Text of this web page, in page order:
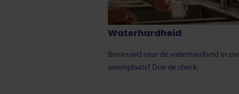
Waterhardheid
Benieuwd naar de waterhardheid in uw
woonplaats? Doe de check.